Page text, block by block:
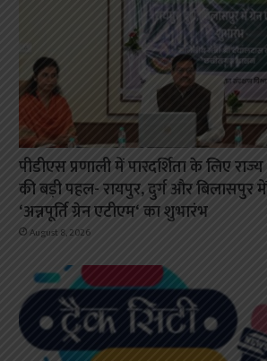
पीडीएस प्रणाली में पारदर्शिता के लिए
की बड़ी पहल- रायपुर, दुर्ग और बिलासपुर
‘अन्नपूर्ति ग्रेन एटीएम‘ का शुभारंभ
August 8, 2026